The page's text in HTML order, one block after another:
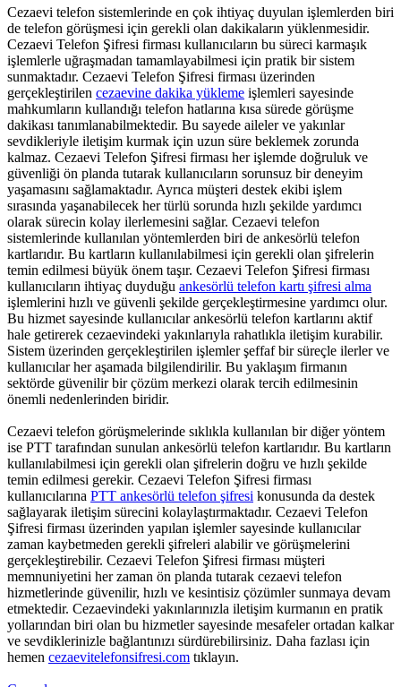
Cezaevi telefon sistemlerinde en çok ihtiyaç duyulan işlemlerden biri
de telefon görüşmesi için gerekli olan dakikaların yüklenmesidir.
Cezaevi Telefon Şifresi firması kullanıcıların bu süreci karmaşık
işlemlerle uğraşmadan tamamlayabilmesi için pratik bir sistem
sunmaktadır. Cezaevi Telefon Şifresi firması üzerinden
gerçekleştirilen cezaevine dakika yükleme işlemleri sayesinde
mahkumların kullandığı telefon hatlarına kısa sürede görüşme
dakikası tanımlanabilmektedir. Bu sayede aileler ve yakınlar
sevdikleriyle iletişim kurmak için uzun süre beklemek zorunda
kalmaz. Cezaevi Telefon Şifresi firması her işlemde doğruluk ve
güvenliği ön planda tutarak kullanıcıların sorunsuz bir deneyim
yaşamasını sağlamaktadır. Ayrıca müşteri destek ekibi işlem
sırasında yaşanabilecek her türlü sorunda hızlı şekilde yardımcı
olarak sürecin kolay ilerlemesini sağlar. Cezaevi telefon
sistemlerinde kullanılan yöntemlerden biri de ankesörlü telefon
kartlarıdır. Bu kartların kullanılabilmesi için gerekli olan şifrelerin
temin edilmesi büyük önem taşır. Cezaevi Telefon Şifresi firması
kullanıcıların ihtiyaç duyduğu ankesörlü telefon kartı şifresi alma
işlemlerini hızlı ve güvenli şekilde gerçekleştirmesine yardımcı olur.
Bu hizmet sayesinde kullanıcılar ankesörlü telefon kartlarını aktif
hale getirerek cezaevindeki yakınlarıyla rahatlıkla iletişim kurabilir.
Sistem üzerinden gerçekleştirilen işlemler şeffaf bir süreçle ilerler ve
kullanıcılar her aşamada bilgilendirilir. Bu yaklaşım firmanın
sektörde güvenilir bir çözüm merkezi olarak tercih edilmesinin
önemli nedenlerinden biridir.
Cezaevi telefon görüşmelerinde sıklıkla kullanılan bir diğer yöntem
ise PTT tarafından sunulan ankesörlü telefon kartlarıdır. Bu kartların
kullanılabilmesi için gerekli olan şifrelerin doğru ve hızlı şekilde
temin edilmesi gerekir. Cezaevi Telefon Şifresi firması
kullanıcılarına PTT ankesörlü telefon şifresi konusunda da destek
sağlayarak iletişim sürecini kolaylaştırmaktadır. Cezaevi Telefon
Şifresi firması üzerinden yapılan işlemler sayesinde kullanıcılar
zaman kaybetmeden gerekli şifreleri alabilir ve görüşmelerini
gerçekleştirebilir. Cezaevi Telefon Şifresi firması müşteri
memnuniyetini her zaman ön planda tutarak cezaevi telefon
hizmetlerinde güvenilir, hızlı ve kesintisiz çözümler sunmaya devam
etmektedir. Cezaevindeki yakınlarınızla iletişim kurmanın en pratik
yollarından biri olan bu hizmetler sayesinde mesafeler ortadan kalkar
ve sevdiklerinizle bağlantınızı sürdürebilirsiniz. Daha fazlası için
hemen cezaevitelefonsifresi.com tıklayın.